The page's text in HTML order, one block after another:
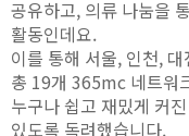
공유하고, 의류 나눔을
활동인데요.
이를 통해 서울, 인천, 대
총 19개 365mc 네트워
누구나 쉽고 재밌게 커
있도록 독려했습니다.